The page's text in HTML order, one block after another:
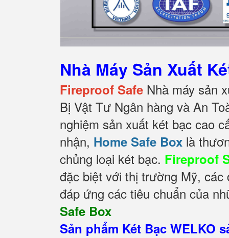
Nhà Máy Sản Xuất
Fireproof Safe Nhà máy sản
Bị Vật Tư Ngân hàng và An
nghiệm sản xuất két bạc cao
nhận, Home Safe Box là
chủng loại két bạc. Fireproof
đặc biệt với thị trường Mỹ,
đáp ứng các tiêu chuẩn của
Safe Box
Sản phẩm Két Bạc WELKO